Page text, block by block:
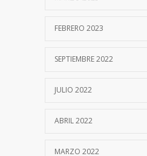
FEBRERO 2023
SEPTIEMBRE 2022
JULIO 2022
ABRIL 2022
MARZO 2022